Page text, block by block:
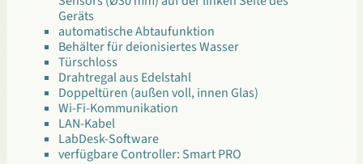
Geräts
automatische Abtaufunktion
Behälter für deionisiertes Wasser
Türschloss
Drahtregal aus Edelstahl
Doppeltüren (außen voll, innen Glas)
Wi-Fi-Kommunikation
LAN-Kabel
LabDesk-Software
verfügbare Controller: Smart PRO